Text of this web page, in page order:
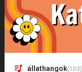
állathangok(103)